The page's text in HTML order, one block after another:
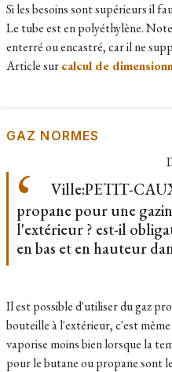
Si les besoins sont supérieurs il
Le tube est en polyéthylène.
enterré ou encastré, car il ne
Article surcalcul de
GAZ NORMES
Ville:PETIT-
propane pour une
l'extérieur ? est-il
en bas et en hauteur
Il est possible d'utiliser du gaz
bouteille à l'extérieur, c'est
vaporise moins bien lorsque la
pour le butane ou propane sont